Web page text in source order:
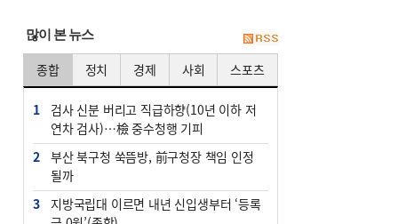
많이 본 뉴스
종합 정치 경제 사회 스포츠
1
검사 신분 버리고 직급하향(10년 이하 저
연차 검사)…檢 중수청행 기피
2
부산 북구청 쑥뜸방, 前구청장 책임 인정
될까
3
지방국립대 이르면 내년 신입생부터 ‘등록